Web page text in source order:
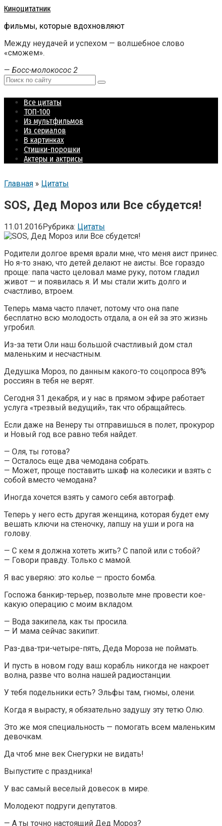
Перейти
контенту
Киноцитатник
фильмы, которые вдохновляют
Между неудачей и успехом — волшебное слово
«сможем».
— Босс-молокосос 2
Поиск:
Все цитаты
ТОП-100
Из мультфильмов
Из сериалов
В картинках
Стишки-порошки
Актеры и актрисы
Главная » Цитаты
SOS, Дед Мороз или Все сбудется!
11.01.2016Рубрика: Цитаты
Родители долгое время врали мне, что меня аист принес.
Но я-то знаю, что детей делают не аисты. Все гораздо
проще: папа часто целовал маме руку, потом гладил
живот — и появилась я. И мы стали жить долго и
счастливо, втроем.
Теперь мама часто плачет, потому что она папе
бесплатно всю молодость отдала, а он ей за это жизнь
угробил.
Из-за тети Оли наш большой счастливый дом стал
маленьким и несчастным.
Дедушка Мороз, по данным какого-то соцопроса 89%
россиян в тебя не верят.
Сегодня 31 декабря, и у нас в прямом эфире работает
услуга «трезвый ведущий», так что обращайтесь.
Если даже на Венеру ты отправишься в полет, прокурор
и Новый год все равно тебя найдет.
— Оля, ты готова?
— Осталось еще два чемодана собрать.
— Может, проще поставить шкаф на колесики и взять с
собой вместо чемодана?
Иногда хочется взять у самого себя автограф.
Теперь у него есть другая женщина, которая будет ему
вешать ключи на стеночку, лапшу на уши и рога на
голову.
— С кем я должна хотеть жить? С папой или с тобой?
— Говори правду. Только с мамой.
Я вас уверяю: это колье — просто бомба.
Госпожа банкир-терьер, позвольте мне провести кое-
какую операцию с моим вкладом.
— Вода закипела, как ты просила.
— И мама сейчас закипит.
Раз-два-три-четыре-пять, Деда Мороза не поймать.
И пусть в новом году ваш корабль никогда не накроет
волна, разве что волна нашей радиостанции.
У тебя подельники есть? Эльфы там, гномы, олени.
Когда я вырасту, я обязательно задушу эту тетю Олю.
Это же моя специальность — помогать всем маленьким
девочкам.
Да чтоб мне век Снегурки не видать!
Выпустите с праздника!
У вас самый веселый довесок в мире.
Молодеют подруги депутатов.
— А ты точно настоящий Дед Мороз?